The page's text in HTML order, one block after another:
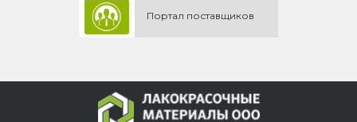
Портал поставщиков